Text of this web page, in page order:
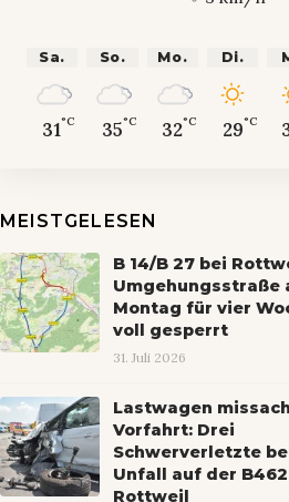
Sa.
31°C
So.
35°C
Mo.
32°C
Di.
29°C
MEISTGELESEN
B 14/B 27 bei
Umgehungsstraße
Montag für vier
voll gesperrt
31. Juli 2026
Lastwagen
Vorfahrt: Drei
Schwerverletzte
Unfall auf der
Rottweil